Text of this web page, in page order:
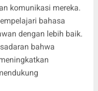
komunikasi mereka.
bahasa
dengan lebih baik.
bahwa